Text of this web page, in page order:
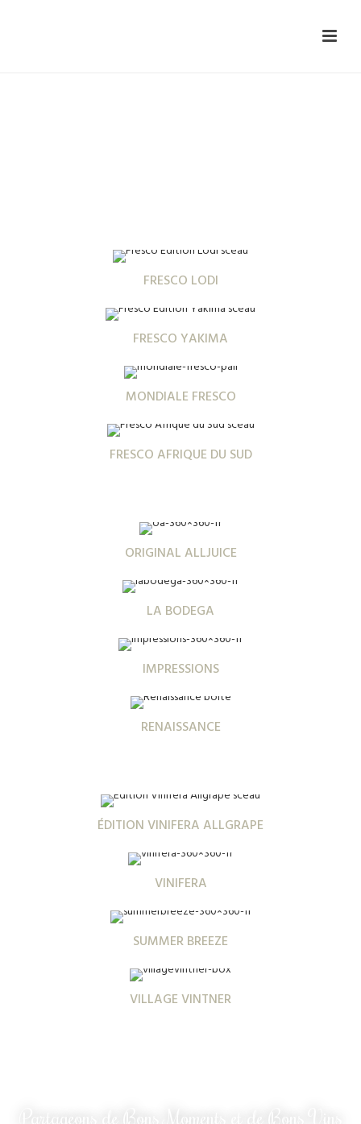
FRESCO LODI
FRESCO YAKIMA
MONDIALE FRESCO
FRESCO AFRIQUE DU SUD
ORIGINAL ALLJUICE
LA BODEGA
IMPRESSIONS
RENAISSANCE
ÉDITION VINIFERA ALLGRAPE
VINIFERA
SUMMER BREEZE
VILLAGE VINTNER